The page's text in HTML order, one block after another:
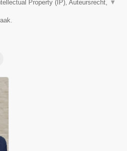
Property (IP), Auteursrecht, ▼